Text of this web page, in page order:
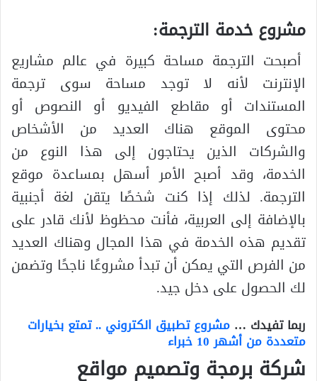
مشروع خدمة الترجمة:
أصبحت الترجمة مساحة كبيرة في عالم مشاريع
الإنترنت لأنه لا توجد مساحة سوى ترجمة
المستندات أو مقاطع الفيديو أو النصوص أو
محتوى الموقع هناك العديد من الأشخاص
والشركات الذين يحتاجون إلى هذا النوع من
الخدمة، وقد أصبح الأمر أسهل بمساعدة موقع
الترجمة. لذلك إذا كنت شخصًا يتقن لغة أجنبية
بالإضافة إلى العربية، فأنت محظوظ لأنك قادر على
تقديم هذه الخدمة في هذا المجال وهناك العديد
من الفرص التي يمكن أن تبدأ مشروعًا ناجحًا وتضمن
لك الحصول على دخل جيد.
ربما تفيدك … مشروع تطبيق الكتروني .. تمتع بخيارات
متعددة من أشهر 10 خبراء
شركة برمجة وتصميم مواقع